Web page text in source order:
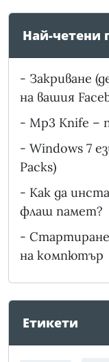
Най-четени
- Закриване
на вашия
- Mp3 Knife –
- Windows 7
Packs)
- Как да
флаш памет?
-
на компютър
Етикети